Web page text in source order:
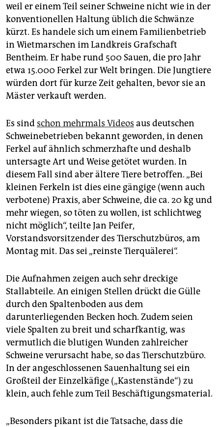
weil er einem Teil seiner Schweine nicht wie in der
konventionellen Haltung üblich die Schwänze
kürzt. Es handele sich um einem Familienbetrieb
in Wietmarschen im Landkreis Grafschaft
Bentheim. Er habe rund 500 Sauen, die pro Jahr
etwa 15.000 Ferkel zur Welt bringen. Die Jungtiere
würden dort für kurze Zeit gehalten, bevor sie an
Mäster verkauft werden.
Es sind schon mehrmals Videos aus deutschen
Schweinebetrieben bekannt geworden, in denen
Ferkel auf ähnlich schmerzhafte und deshalb
untersagte Art und Weise getötet wurden. In
diesem Fall sind aber ältere Tiere betroffen. „Bei
kleinen Ferkeln ist dies eine gängige (wenn auch
verbotene) Praxis, aber Schweine, die ca. 20 kg und
mehr wiegen, so töten zu wollen, ist schlichtweg
nicht möglich“, teilte Jan Peifer,
Vorstandsvorsitzender des Tierschutzbüros, am
Montag mit. Das sei „reinste Tierquälerei“.
Die Aufnahmen zeigen auch sehr dreckige
Stallabteile. An einigen Stellen drückt die Gülle
durch den Spaltenboden aus dem
darunterliegenden Becken hoch. Zudem seien
viele Spalten zu breit und scharfkantig, was
vermutlich die blutigen Wunden zahlreicher
Schweine verursacht habe, so das Tierschutzbüro.
In der angeschlossenen Sauenhaltung sei ein
Großteil der Einzelkäfige („Kastenstände“) zu
klein, auch fehle zum Teil Beschäftigungsmaterial.
„Besonders pikant ist die Tatsache, dass die